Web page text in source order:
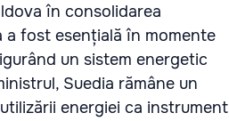
în consolidarea
fost esențială în momente
un sistem energetic
Suedia rămâne un
energiei ca instrument